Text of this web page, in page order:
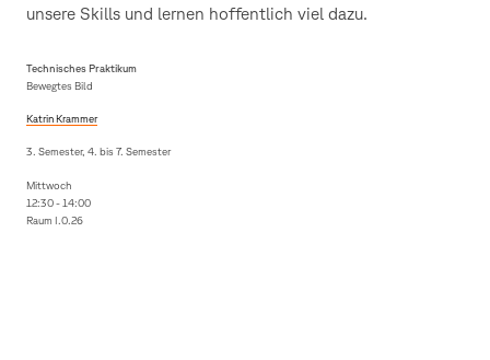
unsere Skills und lernen hoffentlich viel dazu.
Technisches Praktikum
Bewegtes Bild
Katrin Krammer
3. Semester, 4. bis 7. Semester
Mittwoch
12:30 - 14:00
Raum I.0.26